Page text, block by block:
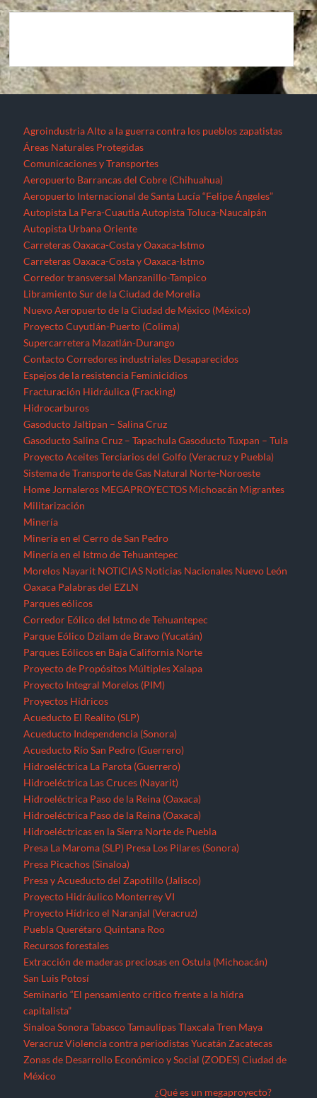
Agroindustria Alto a la guerra contra los pueblos zapatistas
Áreas Naturales Protegidas
Comunicaciones y Transportes
Aeropuerto Barrancas del Cobre (Chihuahua)
Aeropuerto Internacional de Santa Lucía “Felipe Ángeles”
Autopista La Pera-Cuautla Autopista Toluca-Naucalpán
Autopista Urbana Oriente
Carreteras Oaxaca-Costa y Oaxaca-Istmo
Carreteras Oaxaca-Costa y Oaxaca-Istmo
Corredor transversal Manzanillo-Tampico
Libramiento Sur de la Ciudad de Morelia
Nuevo Aeropuerto de la Ciudad de México (México)
Proyecto Cuyutlán-Puerto (Colima)
Supercarretera Mazatlán-Durango
Contacto Corredores industriales Desaparecidos
Espejos de la resistencia Feminicidios
Fracturación Hidráulica (Fracking)
Hidrocarburos
Gasoducto Jaltipan – Salina Cruz
Gasoducto Salina Cruz – Tapachula Gasoducto Tuxpan – Tula
Proyecto Aceites Terciarios del Golfo (Veracruz y Puebla)
Sistema de Transporte de Gas Natural Norte-Noroeste
Home Jornaleros MEGAPROYECTOS Michoacán Migrantes
Militarización
Minería
Minería en el Cerro de San Pedro
Minería en el Istmo de Tehuantepec
Morelos Nayarit NOTICIAS Noticias Nacionales Nuevo León
Oaxaca Palabras del EZLN
Parques eólicos
Corredor Eólico del Istmo de Tehuantepec
Parque Eólico Dzilam de Bravo (Yucatán)
Parques Eólicos en Baja California Norte
Proyecto de Propósitos Múltiples Xalapa
Proyecto Integral Morelos (PIM)
Proyectos Hídricos
Acueducto El Realito (SLP)
Acueducto Independencia (Sonora)
Acueducto Río San Pedro (Guerrero)
Hidroeléctrica La Parota (Guerrero)
Hidroeléctrica Las Cruces (Nayarit)
Hidroeléctrica Paso de la Reina (Oaxaca)
Hidroeléctrica Paso de la Reina (Oaxaca)
Hidroeléctricas en la Sierra Norte de Puebla
Presa La Maroma (SLP) Presa Los Pilares (Sonora)
Presa Picachos (Sinaloa)
Presa y Acueducto del Zapotillo (Jalisco)
Proyecto Hidráulico Monterrey VI
Proyecto Hídrico el Naranjal (Veracruz)
Puebla Querétaro Quintana Roo
Recursos forestales
Extracción de maderas preciosas en Ostula (Michoacán)
San Luis Potosí
Seminario “El pensamiento crítico frente a la hidra
capitalista”
Sinaloa Sonora Tabasco Tamaulipas Tlaxcala Tren Maya
Veracruz Violencia contra periodistas Yucatán Zacatecas
Zonas de Desarrollo Económico y Social (ZODES) Ciudad de
México
¿Qué es un megaproyecto?